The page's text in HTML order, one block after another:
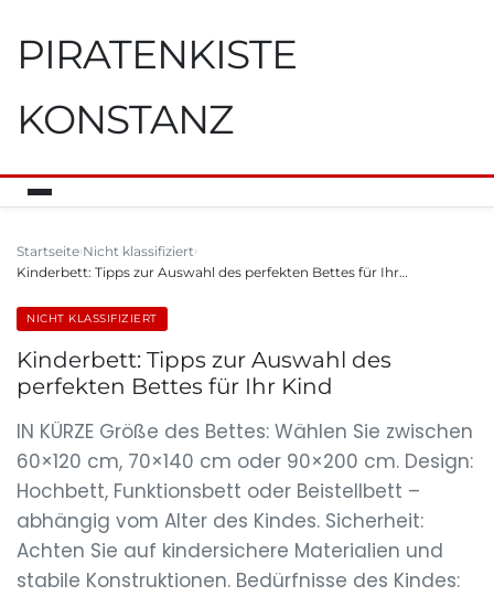
PIRATENKISTE
KONSTANZ
Startseite Nicht klassifiziert
Kinderbett: Tipps zur Auswahl des perfekten Bettes für Ihr…
NICHT KLASSIFIZIERT
Kinderbett: Tipps zur Auswahl des
perfekten Bettes für Ihr Kind
IN KÜRZE Größe des Bettes: Wählen Sie zwischen
60×120 cm, 70×140 cm oder 90×200 cm. Design:
Hochbett, Funktionsbett oder Beistellbett –
abhängig vom Alter des Kindes. Sicherheit:
Achten Sie auf kindersichere Materialien und
stabile Konstruktionen. Bedürfnisse des Kindes: